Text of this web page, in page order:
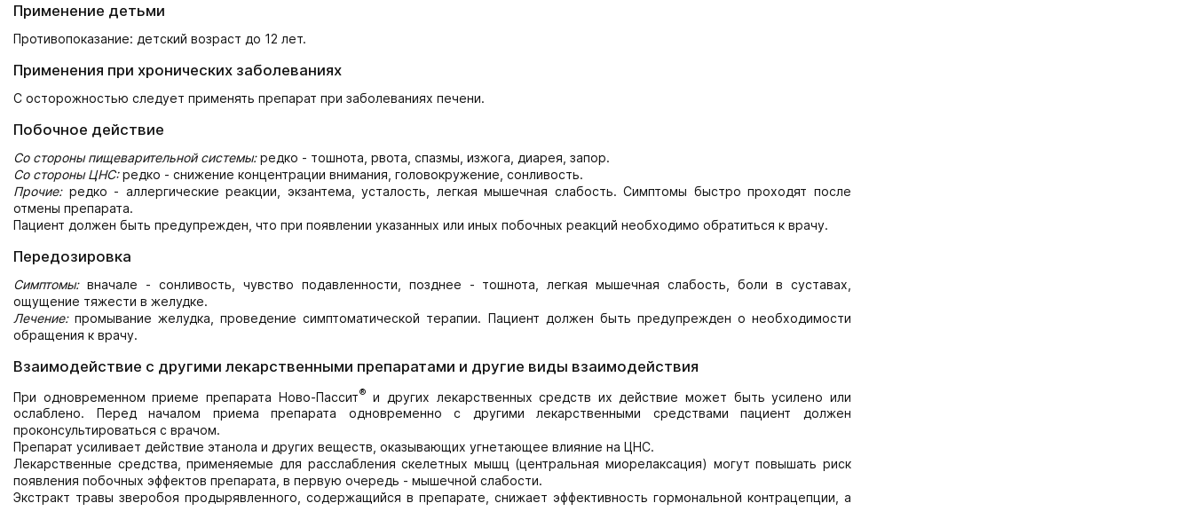
Применение детьми
Противопоказание: детский возраст до 12 лет.
Применения при хронических заболеваниях
С осторожностью следует применять препарат при заболеваниях печени.
Побочное действие
Со стороны пищеварительной системы:редко - тошнота, рвота, спазмы, изжога, диарея, запор.
Со стороны ЦНС:редко - снижение концентрации внимания, головокружение, сонливость.
Прочие:редко - аллергические реакции, экзантема, усталость, легкая мышечная слабость. Симптомы быстро проходят после
отмены препарата.
Пациент должен быть предупрежден, что при появлении указанных или иных побочных реакций необходимо обратиться к врачу.
Передозировка
Симптомы:вначале - сонливость, чувство подавленности, позднее - тошнота, легкая мышечная слабость, боли в суставах,
ощущение тяжести в желудке.
Лечение:промывание желудка, проведение симптоматической терапии. Пациент должен быть предупрежден о необходимости
обращения к врачу.
Взаимодействие с другими лекарственными препаратами и другие виды взаимодействия
При одновременном приеме препарата Ново-Пассит® и других лекарственных средств их действие может быть усилено или
ослаблено. Перед началом приема препарата одновременно с другими лекарственными средствами пациент должен
проконсультироваться с врачом.
Препарат усиливает действие этанола и других веществ, оказывающих угнетающее влияние на ЦНС.
Лекарственные средства, применяемые для расслабления скелетных мышц (центральная миорелаксация) могут повышать риск
появления побочных эффектов препарата, в первую очередь - мышечной слабости.
Экстракт травы зверобоя продырявленного, содержащийся в препарате, снижает эффективность гормональной контрацепции, а